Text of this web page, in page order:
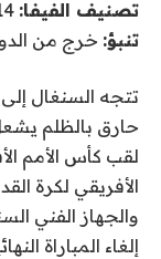
تصنيف الفيفا:
تنبؤ: خرج من
حارق بالظلم
والجهاز الفني
إلغاء المباراة